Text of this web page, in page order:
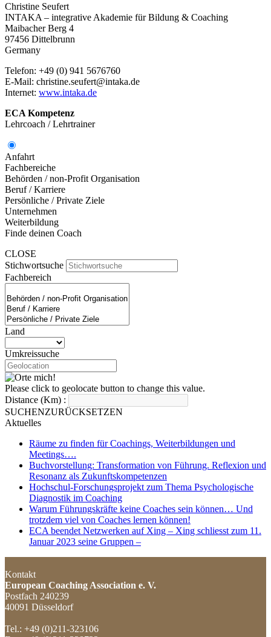
Christine Seufert
INTAKA – integrative Akademie für Bildung & Coaching
Maibacher Berg 4
97456 Dittelbrunn
Germany
Telefon: +49 (0) 941 5676760
E-Mail: christine.seufert@intaka.de
Internet: www.intaka.de
ECA Kompetenz
Lehrcoach / Lehrtrainer
Anfahrt
Fachbereiche
Behörden / non-Profit Organisation
Beruf / Karriere
Persönliche / Private Ziele
Unternehmen
Weiterbildung
Finde deinen Coach
CLOSE
Stichwortsuche
Fachbereich
Land
Umkreissuche
Please click to geolocate button to change this value.
Distance (Km) :
SUCHENZURÜCKSETZEN
Aktuelles
Räume zu finden für Coachings, Weiterbildungen und
Meetings….
Buchvorstellung: Transformation von Führung. Reflexion und
Resonanz als Zukunftskompetenzen
Hochschul-Forschungsprojekt zum Thema Psychologische
Diagnostik im Coaching
Warum Führungskräfte keine Coaches sein können… Und
trotzdem viel von Coaches lernen können!
ECA beendet Netzwerken auf Xing – Xing schliesst zum 11.
Januar 2023 seine Gruppen –
Kontakt
European Coaching Association e. V.
Postfach 240239
40091 Düsseldorf
Tel.: +49 (0)211-323106